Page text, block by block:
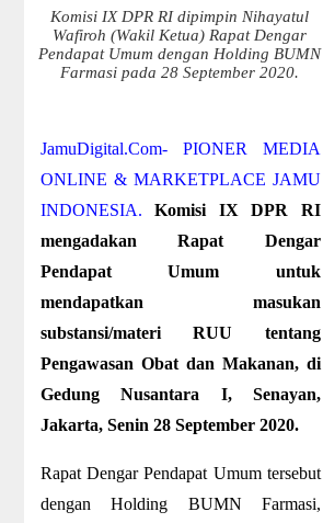
Komisi IX DPR RI dipimpin Nihayatul
Wafiroh (Wakil Ketua) Rapat Dengar
Pendapat Umum dengan Holding BUMN
Farmasi pada 28 September 2020.
JamuDigital.Com- PIONER MEDIA
ONLINE & MARKETPLACE JAMU
INDONESIA.
Komisi IX DPR RI
mengadakan Rapat Dengar
Pendapat Umum untuk
mendapatkan masukan
substansi/materi RUU tentang
Pengawasan Obat dan Makanan, di
Gedung Nusantara I, Senayan,
Jakarta, Senin 28 September 2020.
Rapat Dengar Pendapat Umum tersebut
dengan Holding BUMN Farmasi,